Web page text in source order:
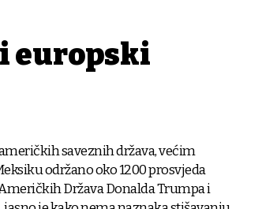
europski
saveznih država, većim
održano oko 1200 prosvjeda
Država Donalda Trumpa i